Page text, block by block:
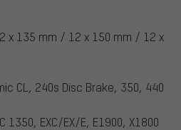
x 135 mm / 12 x 150 mm / 12 x
CL, 240s Disc Brake, 350, 440
1350, EXC/EX/E, E1900, X1800